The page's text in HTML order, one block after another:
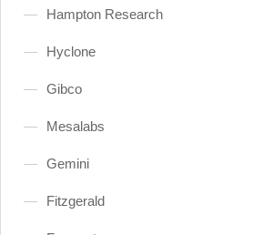
Hampton Research
Hyclone
Gibco
Mesalabs
Gemini
Fitzgerald